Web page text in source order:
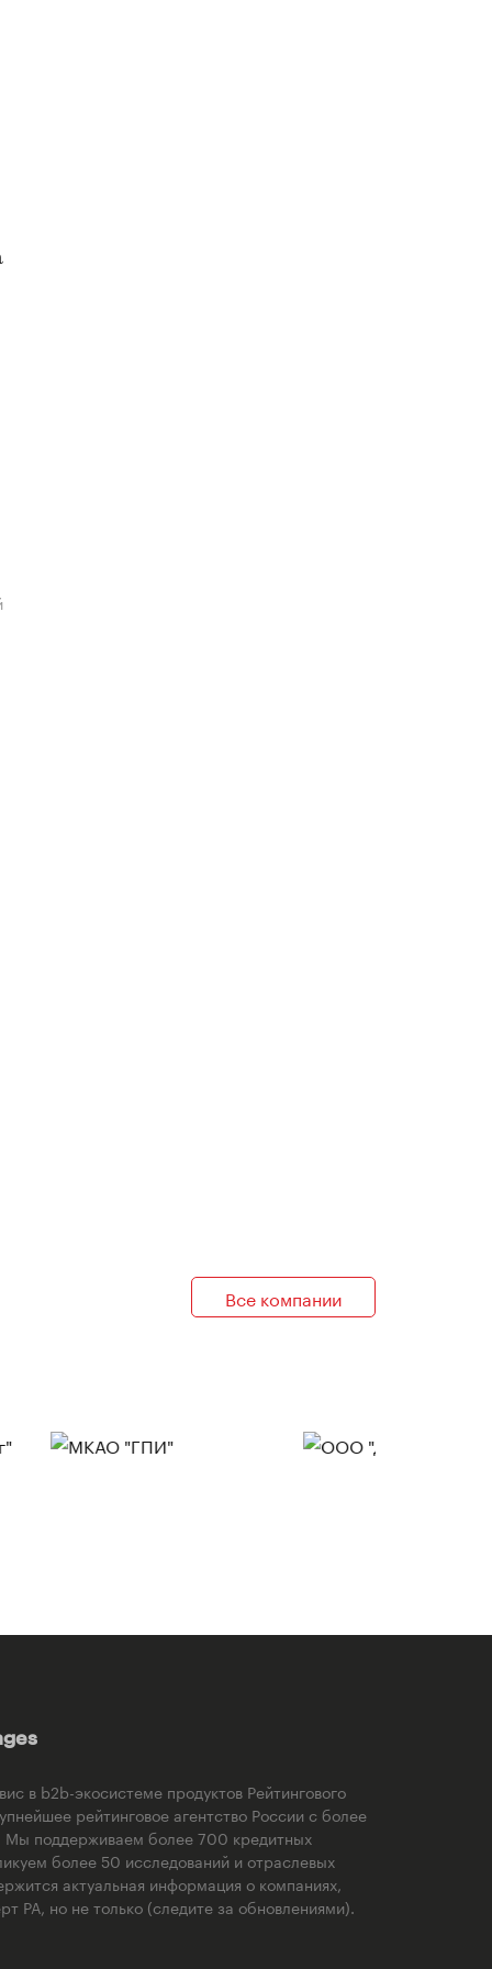
Все компании
в b2b-экосистеме продуктов Рейтингового
рейтинговое агентство России с более
Мы поддерживаем более 700 кредитных
более 50 исследований и отраслевых
актуальная информация о компаниях,
РА, но не только (следите за обновлениями).